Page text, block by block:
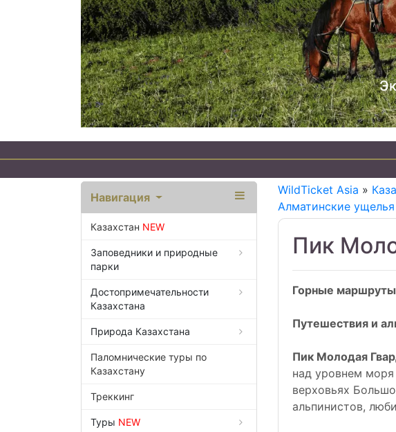
Навигация
Казахстан NEW
Заповедники и природные
парки
Достопримечательности
Казахстана
Природа Казахстана
Паломнические туры по
Казахстану
Треккинг
Туры NEW
WildTicket Asia »
Алматинские ущелья
Пик
Горные
Путешествия и
Пик Молодая
над уровнем моря
верховьях
альпинистов,